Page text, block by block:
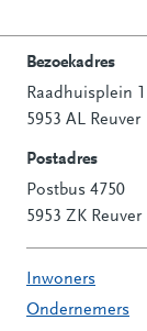
Bezoekadres
Raadhuisplein 1
5953 AL Reuver
Postadres
Postbus 4750
5953 ZK Reuver
Inwoners
Ondernemers